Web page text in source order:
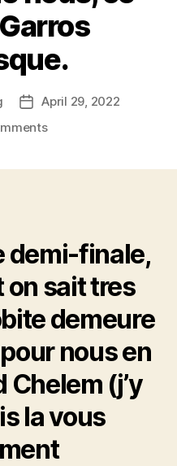
PostApril 29, 2022
on
celle-
fait
bien
victoire,
mon
Federer
tel
cette
dernii?
demi-finale,
on sait tres
demeure
nous en
(j’y
la vous